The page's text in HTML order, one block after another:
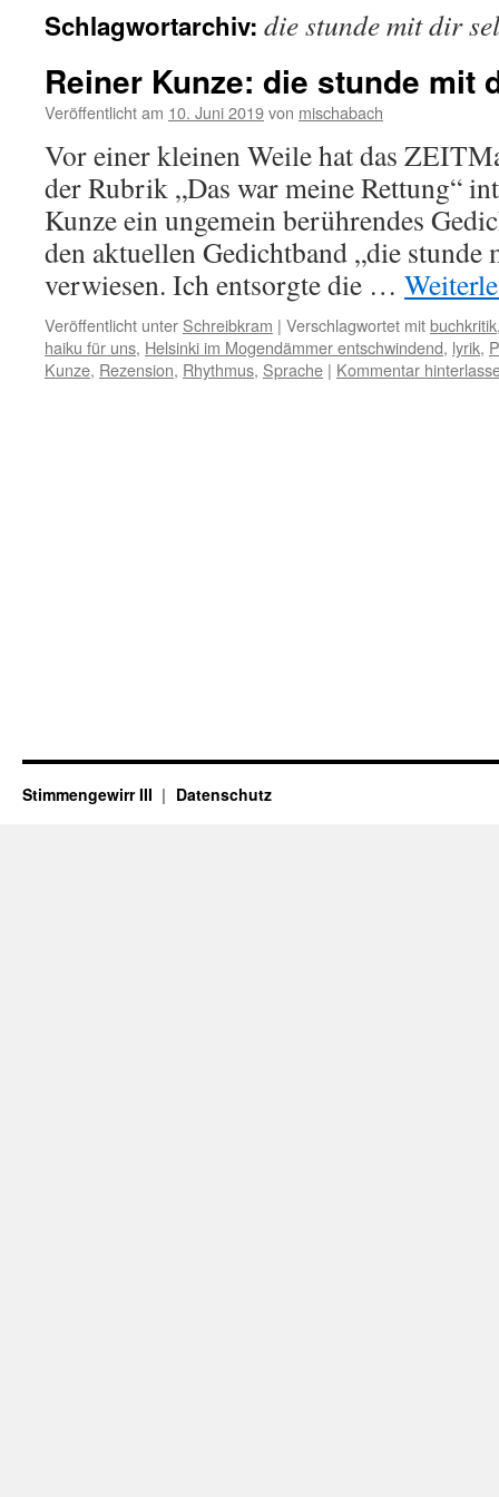
Schlagwortarchiv: die stunde mit dir
Reiner Kunze: die stunde mit
Veröffentlicht am 10. Juni 2019von mischabach
Vor einer kleinen Weile hat das
der Rubrik „Das war meine Rettung“
Kunze ein ungemein berührendes
den aktuellen Gedichtband „die stunde
verwiesen. Ich entsorgte die …
Veröffentlicht unter Schreibkram | Verschlagwortet mitbuchkritik
haiku für uns, Helsinki im Mogendämmer entschwindend, lyrik,
Kunze, Rezension, Rhythmus, Sprache | Kommentar
Stimmengewirr III Datenschutz